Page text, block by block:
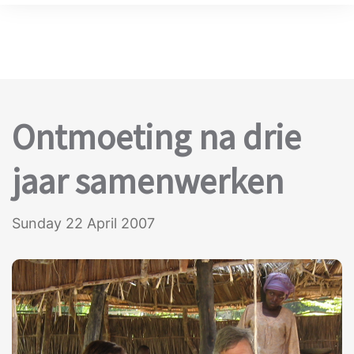
Ontmoeting na drie
jaar samenwerken
Sunday 22 April 2007